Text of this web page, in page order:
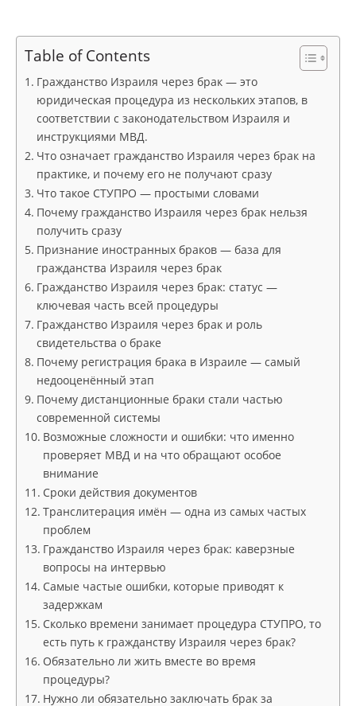
Table of Contents
Гражданство Израиля через брак — это
юридическая процедура из нескольких этапов, в
соответствии с законодательством Израиля и
инструкциями МВД.
Что означает гражданство Израиля через брак на
практике, и почему его не получают сразу
Что такое СТУПРО — простыми словами
Почему гражданство Израиля через брак нельзя
получить сразу
Признание иностранных браков — база для
гражданства Израиля через брак
Гражданство Израиля через брак: статус —
ключевая часть всей процедуры
Гражданство Израиля через брак и роль
свидетельства о браке
Почему регистрация брака в Израиле — самый
недооценённый этап
Почему дистанционные браки стали частью
современной системы
Возможные сложности и ошибки: что именно
проверяет МВД и на что обращают особое
внимание
Сроки действия документов
Транслитерация имён — одна из самых частых
проблем
Гражданство Израиля через брак: каверзные
вопросы на интервью
Самые частые ошибки, которые приводят к
задержкам
Сколько времени занимает процедура СТУПРО, то
есть путь к гражданству Израиля через брак?
Обязательно ли жить вместе во время
процедуры?
Нужно ли обязательно заключать брак за